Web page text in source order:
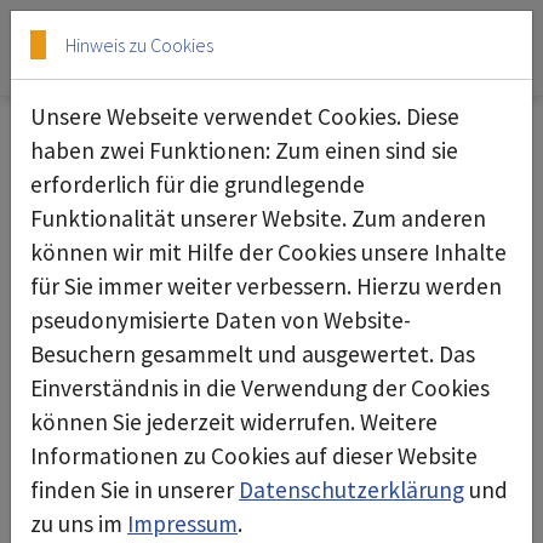
Skip to main content
Skip to page footer
10.06.2024
Hinweis zu Cookies
Unsere Webseite verwendet Cookies. Diese
haben zwei Funktionen: Zum einen sind sie
erforderlich für die grundlegende
Funktionalität unserer Website. Zum anderen
können wir mit Hilfe der Cookies unsere Inhalte
für Sie immer weiter verbessern. Hierzu werden
pseudonymisierte Daten von Website-
Besuchern gesammelt und ausgewertet. Das
Einverständnis in die Verwendung der Cookies
können Sie jederzeit widerrufen. Weitere
Informationen zu Cookies auf dieser Website
finden Sie in unserer Datenschutzerklärung und
zu uns im Impressum.